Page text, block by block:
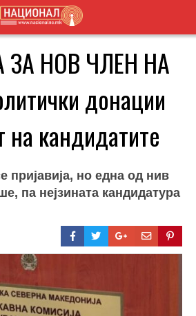
ЗА НОВ ЧЛЕН НА
донации
на кандидатите
пријавија, но една од нив
па нејзината кандидатура